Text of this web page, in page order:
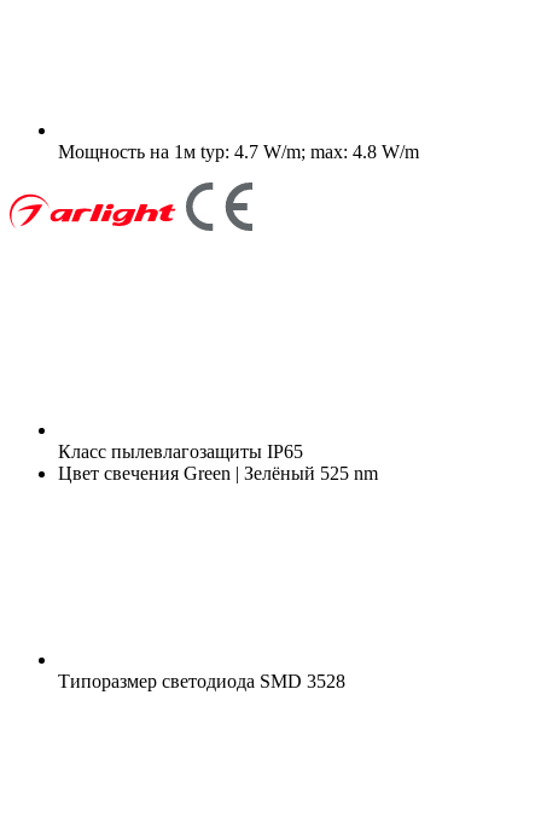
Мощность на 1м typ: 4.7 W/m; max: 4.8 W/m
Класс пылевлагозащиты IP65
Цвет свечения Green | Зелёный 525 nm
Типоразмер светодиода SMD 3528